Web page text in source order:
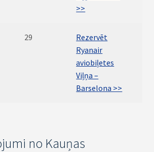
>>
29
Rezervēt
Ryanair
aviobiļetes
Viļņa –
Barselona >>
no Kauņas